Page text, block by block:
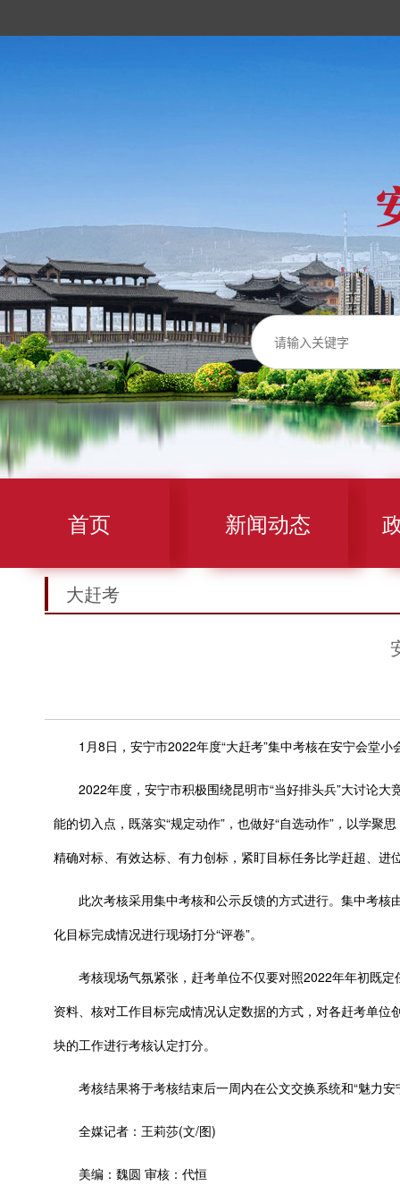
首页 新闻动态
大赶考
1月8日，安宁市2022年度“大赶考”集中考核在安宁会堂小
2022年度，安宁市积极围绕昆明市“当好排头兵”大讨论大
能的切入点，既落实“规定动作”，也做好“自选动作”，以学
精确对标、有效达标、有力创标，紧盯目标任务比学赶超、进
此次考核采用集中考核和公示反馈的方式进行。集中考核
化目标完成情况进行现场打分“评卷”。
考核现场气氛紧张，赶考单位不仅要对照2022年年初既定
资料、核对工作目标完成情况认定数据的方式，对各赶考单位
块的工作进行考核认定打分。
考核结果将于考核结束后一周内在公文交换系统和“魅力安
全媒记者：王莉莎(文/图)
美编：魏圆 审核：代恒